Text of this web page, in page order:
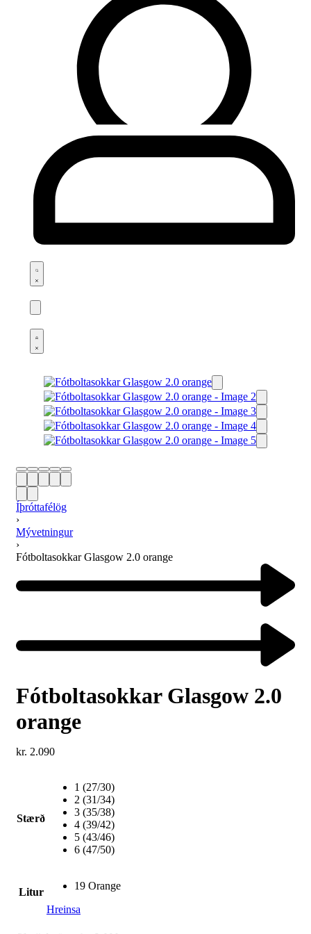
Search
open
Open
cart
Open
Account
details
Íþróttafélög
›
Mývetningur
›
Fótboltasokkar Glasgow 2.0 orange
navigation
product:
Fótboltasokkar Glasgow 2.0
orange
kr. 2.090
Stærð
1 (27/30)
2 (31/34)
3 (35/38)
4 (39/42)
5 (43/46)
6 (47/50)
Litur
19 Orange
Hreinsa